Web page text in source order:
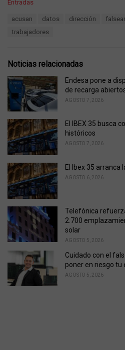
C
i
e
s
:
Entradas
acusan datos dirección falsear
trabajadores
Noticias relacionadas
Endesa pone a
de recarga
AGOSTO 7, 2026
El IBEX 35 busca
históricos
AGOSTO 7, 2026
El Ibex 35 arranca
AGOSTO 6, 2026
Telefónica
2.700
solar
AGOSTO 5, 2026
Cuidado con el
poner en riesgo tu
AGOSTO 5, 2026